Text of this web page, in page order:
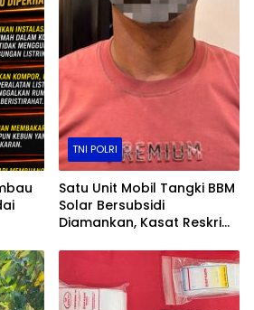
TNI POLRI
Satu Unit Mobil Tangki BBM
Solar Bersubsidi
Diamankan, Kasat Reskrim
Hukum Berjalan